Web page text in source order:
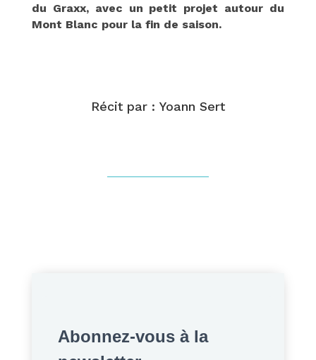
du Graxx, avec un petit projet autour du
Mont Blanc pour la fin de saison.
Récit par : Yoann Sert
Abonnez-vous à la